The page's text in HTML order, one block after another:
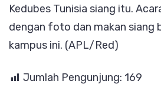
Kedubes Tunisia siang itu.
dengan foto dan makan siang
kampus ini. (APL/Red)
Jumlah Pengunjung: 169